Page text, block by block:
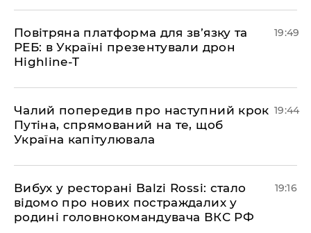
​Повітряна платформа для зв’язку та
РЕБ: в Україні презентували дрон
Highline-T
19:49
​Чалий попередив про наступний крок
Путіна, спрямований на те, щоб
Україна капітулювала
19:44
​Вибух у ресторані Balzi Rossi: стало
відомо про нових постраждалих у
родині головнокомандувача ВКС РФ
19:16